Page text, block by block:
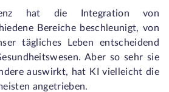
hat die Integration von
Bereiche beschleunigt, von
tägliches Leben entscheidend
Aber so sehr sie
auswirkt, hat KI vielleicht die
angetrieben.